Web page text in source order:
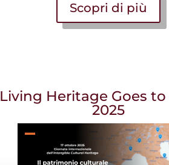
Scopri di più
Living Heritage Goes to
2025